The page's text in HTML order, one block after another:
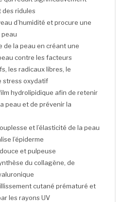
des ridules
d’humidité et procure une
de la peau en créant une
contre les facteurs
les radicaux libres, le
stress oxydatif
hydrolipidique afin de retenir
peau et de prévenir la
et l’élasticité de la peau
l’épiderme
et pulpeuse
du collagène, de
cutané prématuré et
les rayons UV